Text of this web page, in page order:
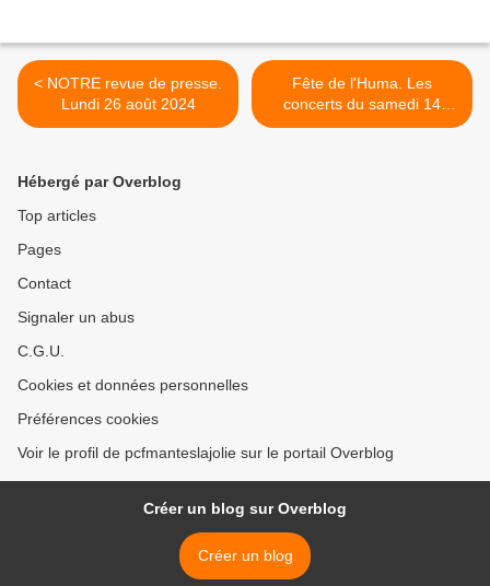
< NOTRE revue de presse.
Lundi 26 août 2024
Fête de l'Huma. Les
concerts du samedi 14
septembre >
Hébergé par Overblog
Top articles
Pages
Contact
Signaler un abus
C.G.U.
Cookies et données personnelles
Préférences cookies
Voir le profil de pcfmanteslajolie sur le portail Overblog
Créer un blog sur Overblog
Créer un blog